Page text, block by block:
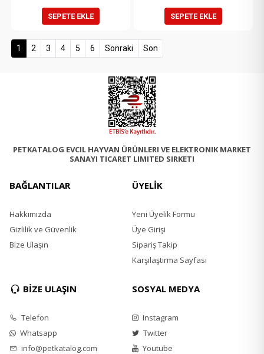
SEPETE EKLE SEPETE EKLE
1 (current)
2 3 4 5 6 Sonraki Son
PETKATALOG EVCIL HAYVAN ÜRÜNLERI VE ELEKTRONIK MARKET
SANAYI TICARET LIMITED SIRKETI
BAĞLANTILAR
Hakkımızda
Gizlilik ve Güvenlik
Bize Ulaşın
ÜYELİK
Yeni Üyelik Formu
Üye Girişi
Sipariş Takip
Karşılaştırma Sayfası
BİZE ULAŞIN
Telefon
Whatsapp
info@petkatalog.com
SOSYAL MEDYA
Instagram
Twitter
Youtube